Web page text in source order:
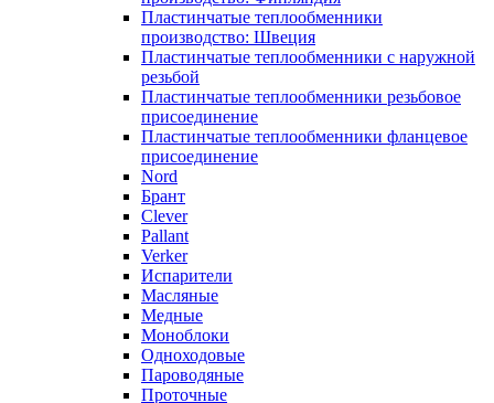
Пластинчатые теплообменники
производство: Швеция
Пластинчатые теплообменники с наружной
резьбой
Пластинчатые теплообменники резьбовое
присоединение
Пластинчатые теплообменники фланцевое
присоединение
Nord
Брант
Clever
Pallant
Verker
Испарители
Масляные
Медные
Моноблоки
Одноходовые
Пароводяные
Проточные